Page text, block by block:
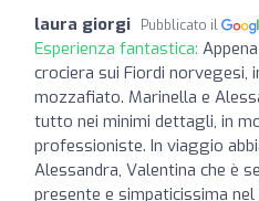
laura giorgi Pubblicato il
Esperienza fantastica:
crociera sui Fiordi norvegesi,
mozzafiato. Marinella e
tutto nei minimi dettagli, in
professioniste. In viaggio
Alessandra, Valentina che è
presente e simpaticissima